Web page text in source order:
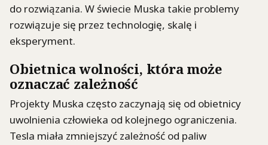
do rozwiązania. W świecie Muska takie problemy
rozwiązuje się przez technologię, skalę i
eksperyment.
Obietnica wolności, która może
oznaczać zależność
Projekty Muska często zaczynają się od obietnicy
uwolnienia człowieka od kolejnego ograniczenia.
Tesla miała zmniejszyć zależność od paliw